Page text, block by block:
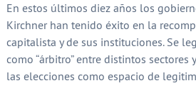
En estos últimos diez años los
Kirchner han tenido éxito en la
capitalista y de sus instituciones. Se
como “árbitro” entre distintos sectores
las elecciones como espacio de